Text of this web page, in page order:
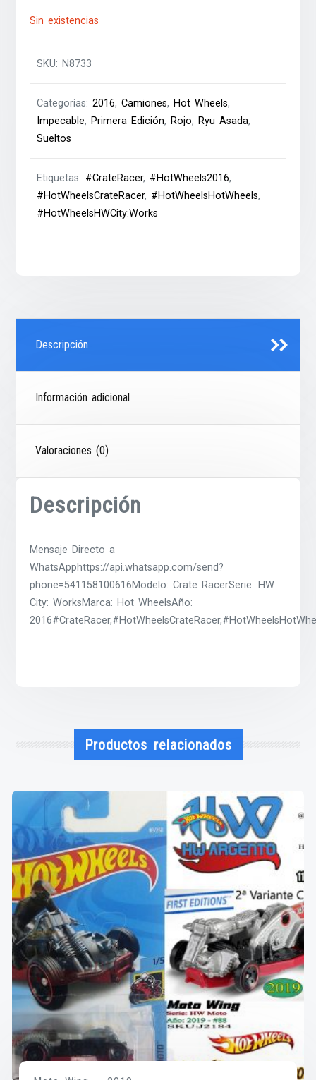
Sin existencias
SKU: N8733
Categorías:2016,Camiones, Hot Wheels,
Impecable, Primera Edición, Rojo, Ryu Asada,
Sueltos
Etiquetas: #CrateRacer, #HotWheels2016,
#HotWheelsCrateRacer, #HotWheelsHotWheels,
#HotWheelsHWCity:Works
Descripción
Información adicional
Valoraciones (0)
Descripción
Mensaje Directo a
WhatsApphttps://api.whatsapp.com/send?
phone=541158100616Modelo: Crate RacerSerie: HW
City: WorksMarca: Hot WheelsAño:
Productos relacionados